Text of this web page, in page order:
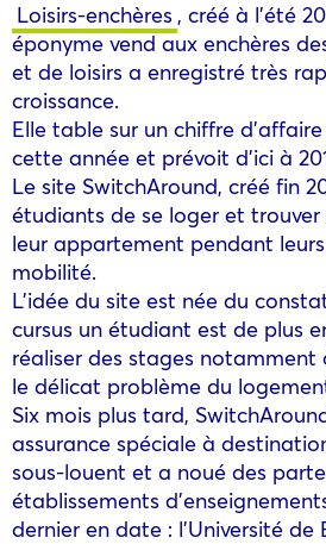
Loisirs-enchères , créé à l’été
éponyme vend aux enchères
et de loisirs a enregistré très
croissance.
Elle table sur un chiffre
cette année et prévoit d’ici à
Le site SwitchAround, créé fin
étudiants de se loger et
leur appartement pendant
mobilité.
L’idée du site est née du
cursus un étudiant est de plus
réaliser des stages notamment
le délicat problème du
Six mois plus tard,
assurance spéciale à
sous-louent et a noué des
établissements
dernier en date : l’Université de